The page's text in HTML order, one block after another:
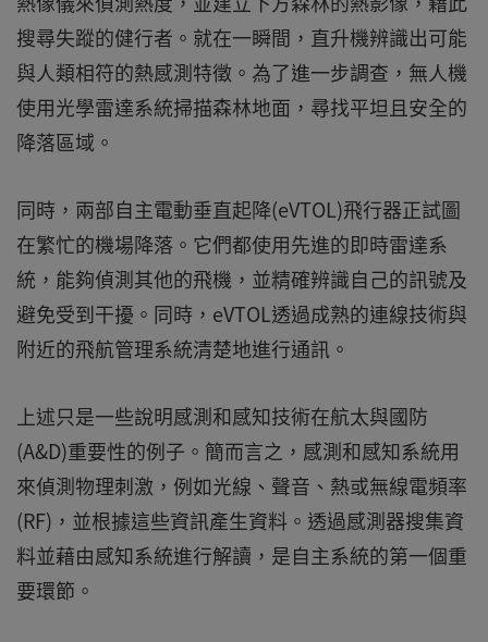
搜尋失蹤的健行者。就在一瞬間，直升機辨識出可能
與人類相符的熱感測特徵。為了進一步調查，無人機
使用光學雷達系統掃描森林地面，尋找平坦且安全的
降落區域。
同時，兩部自主電動垂直起降(eVTOL)飛行器正試圖
在繁忙的機場降落。它們都使用先進的即時雷達系
統，能夠偵測其他的飛機，並精確辨識自己的訊號及
避免受到干擾。同時，eVTOL透過成熟的連線技術與
附近的飛航管理系統清楚地進行通訊。
上述只是一些說明感測和感知技術在航太與國防
(A&D)重要性的例子。簡而言之，感測和感知系統用
來偵測物理刺激，例如光線、聲音、熱或無線電頻率
(RF)，並根據這些資訊產生資料。透過感測器搜集資
料並藉由感知系統進行解讀，是自主系統的第一個重
要環節。